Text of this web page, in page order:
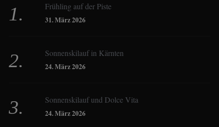
Birgit Werner
Christoph Schrahe
Frühling auf der Piste
31. März 2026
Sonnenskilauf in Kärnten
24. März 2026
Sonnenskilauf und Dolce Vita
24. März 2026